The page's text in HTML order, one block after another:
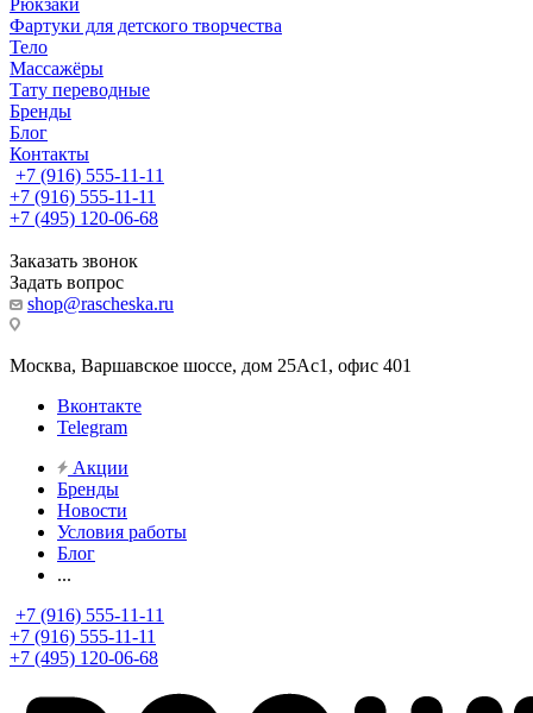
Рюкзаки
Фартуки для детского творчества
Тело
Массажёры
Тату переводные
Бренды
Блог
Контакты
+7 (916) 555-11-11
+7 (916) 555-11-11
+7 (495) 120-06-68
Заказать звонок
Задать вопрос
shop@rascheska.ru
Москва, Варшавское шоссе, дом 25Аc1, офис 401
Вконтакте
Telegram
Акции
Бренды
Новости
Условия работы
Блог
...
+7 (916) 555-11-11
+7 (916) 555-11-11
+7 (495) 120-06-68